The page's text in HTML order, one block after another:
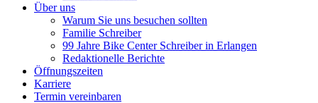
Über uns
Warum Sie uns besuchen sollten
Familie Schreiber
99 Jahre Bike Center Schreiber in Erlangen
Redaktionelle Berichte
Öffnungszeiten
Karriere
Termin vereinbaren